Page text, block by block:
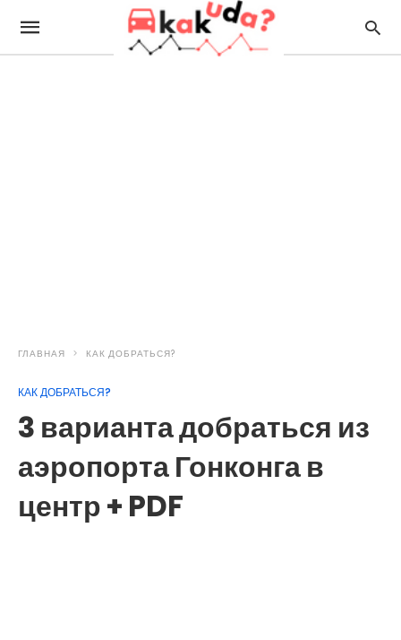
ГЛАВНАЯ КАК ДОБРАТЬСЯ?
КАК ДОБРАТЬСЯ?
3 варианта добраться из
аэропорта Гонконга в
центр + PDF